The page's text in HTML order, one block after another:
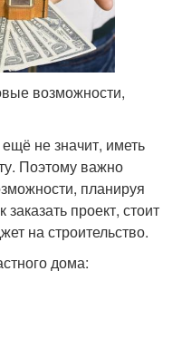
возможности,
не значит, иметь
Поэтому важно
планируя
проект, стоит
на строительство.
дома: